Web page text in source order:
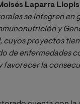
Laparra Llopis
se integren en
y
cuyos proyectos
de enfermedades
favorecer la